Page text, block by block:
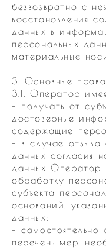
безвозвратно с
восстановления
данных в
персональных
материальные
3. Основные
3.1. Оператор
– получать от
достоверные
содержащие
– в случае отзыва
данных согласия
данных Оператор
обработку
субъекта
оснований,
данных;
– самостоятельно
перечень мер,